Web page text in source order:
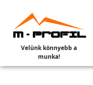
Velünk könnyebb a
munka!